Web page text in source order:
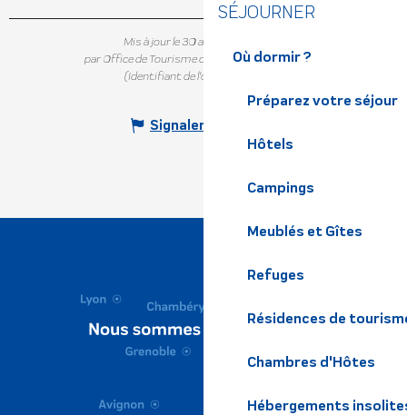
SÉJOURNER
Où dormir ?
Préparez votre séjour
Hôtels
Campings
Meublés et Gîtes
Refuges
Résidences de
Chambres d'Hôtes
Hébergements
Mis à jour le 30 août 2024 à 16:42
par Office de Tourisme de Belledonne Chartreuse
(Identifiant de l'offre :
Signaler une erreur